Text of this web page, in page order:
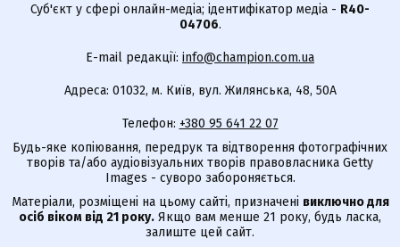
Суб'єкт у сфері онлайн-медіа; ідентифікатор медіа - R40-
04706.
E-mail редакції: info@champion.com.ua
Адреса: 01032, м. Київ, вул. Жилянська, 48, 50А
Телефон: +380 95 641 22 07
Будь-яке копіювання, передрук та відтворення фотографічних
творів та/або аудіовізуальних творів правовласника Getty
Images - суворо забороняється.
Матеріали, розміщені на цьому сайті, призначені виключно для
осіб віком від 21 року. Якщо вам менше 21 року, будь ласка,
залиште цей сайт.